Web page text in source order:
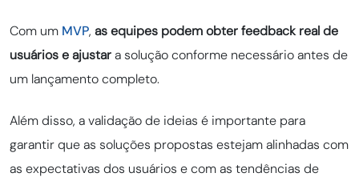
Com um MVP, as equipes podem obter feedback real de
usuários e ajustara solução conforme necessário antes de
um lançamento completo.
Além disso, a validação de ideias é importante para
garantir que as soluções propostas estejam alinhadas com
as expectativas dos usuários e com as tendências de